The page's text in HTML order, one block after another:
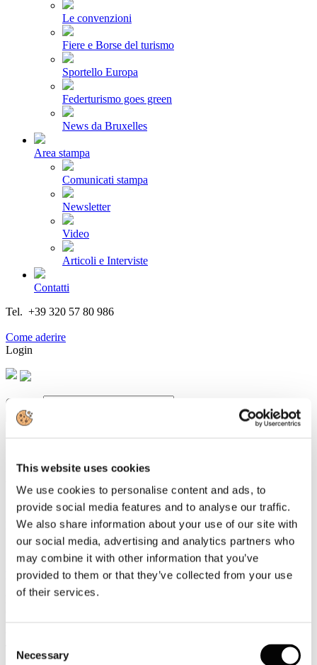
This website uses cookies
We use cookies to personalise content and ads, to
provide social media features and to analyse our traffic.
We also share information about your use of our site with
our social media, advertising and analytics partners who
may combine it with other information that you’ve
provided to them or that they’ve collected from your use
of their services.
Selection
Necessary
Le convenzioni
Fiere e Borse del turismo
Sportello Europa
Federturismo goes green
News da Bruxelles
Area stampa
Comunicati stampa
Newsletter
Video
Articoli e Interviste
Contatti
Tel. +39 320 57 80 986
Come aderire
Login
Cerca...
La Newsletter di Associazione Italiana
Confindustria Alberghi n. 175/2013
Dettagli
Categoria:Associazione Italiana Confindustria Alberghi
Pubblicato: 18 Ottobre 2013
Rassegna Stampa
Massimo Bray lavora ad un decreto per il Turismo
Travelling Interline